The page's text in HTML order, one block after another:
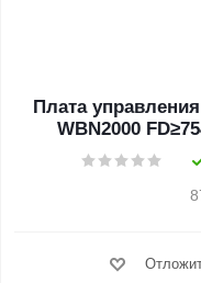
Плата
WBN2000